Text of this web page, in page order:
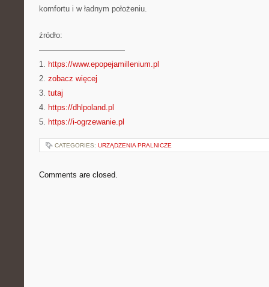
komfortu i w ładnym położeniu.
źródło:
———————————
1. https://www.epopejamillenium.pl
2. zobacz więcej
3. tutaj
4. https://dhlpoland.pl
5. https://i-ogrzewanie.pl
CATEGORIES: URZĄDZENIA PRALNICZE
Comments are closed.